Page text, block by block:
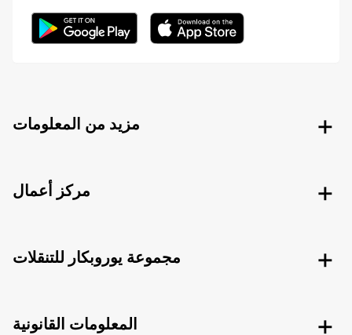
مزيد من المعلومات
مركز أعمال
مجموعة يوروبكار للتنقلات
المعلومات القانونية